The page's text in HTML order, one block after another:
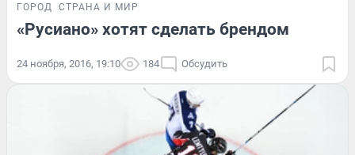
ГОРОД СТРАНА И МИР
«Русиано» хотят сделать брендом
24 ноября, 2016, 19:10 184 Обсудить